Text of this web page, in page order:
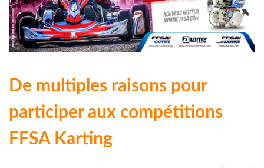
De multiples raisons pour
participer aux compétitions
FFSA Karting